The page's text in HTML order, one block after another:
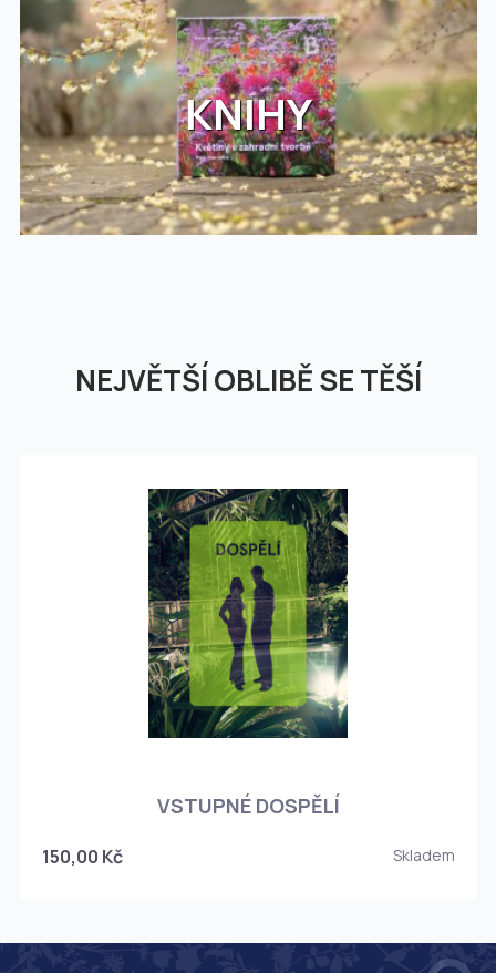
KNIHY
NEJVĚTŠÍ OBLIBĚ SE TĚŠÍ
VSTUPNÉ DOSPĚLÍ
150,00 Kč Skladem